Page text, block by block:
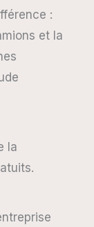
:
et la
la